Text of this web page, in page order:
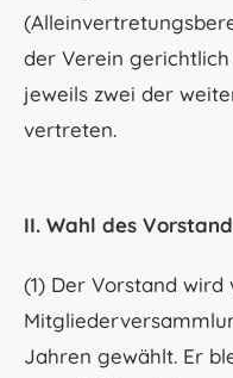
der Verein
jeweils zwei der
vertreten.
II. Wahl des
(1) Der Vorstand wird
Jahren gewählt. Er